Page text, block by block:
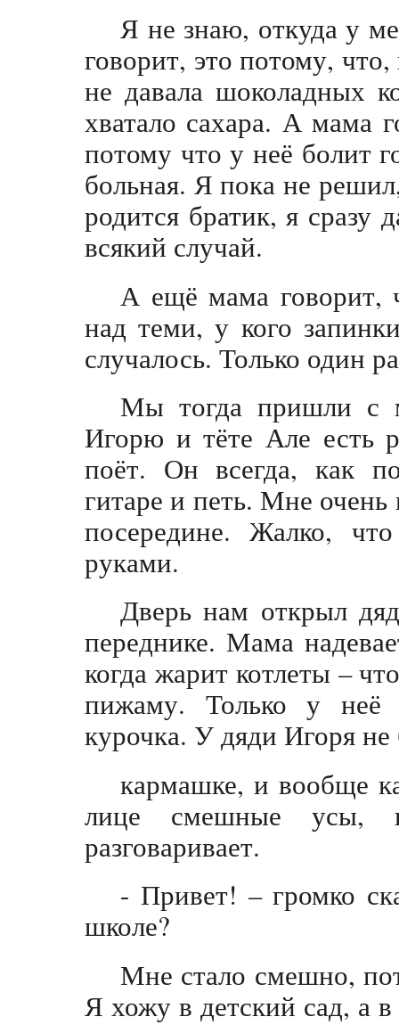
Я не знаю, откуда у
говорит, это потому,
не давала шоколадных
хватало сахара. А мама
потому что у неё болит
больная. Я пока не
родится братик, я
всякий случай.
А ещё мама говорит,
над теми, у кого
случалось. Только один
Мы тогда пришли с
Игорю и тёте Але есть
поёт. Он всегда, как
гитаре и петь. Мне
посередине. Жалко,
руками.
Дверь нам открыл
переднике. Мама
когда жарит котлеты –
пижаму. Только у неё
курочка. У дяди Игоря
кармашке, и вообще
лице смешные усы,
разговаривает.
- Привет! – громко
школе?
Мне стало смешно,
Я хожу в детский сад, а